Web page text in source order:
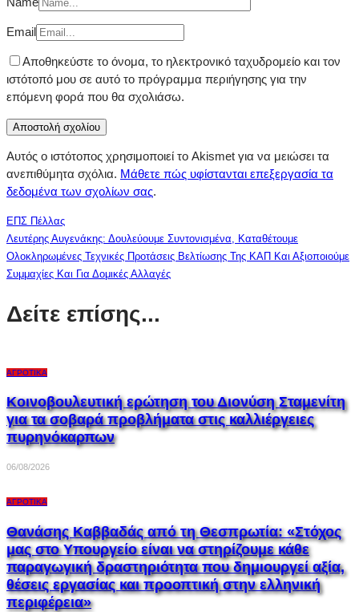
Email
Αποθηκεύστε το όνομα, το ηλεκτρονικό ταχυδρομείο και τον
ιστότοπό μου σε αυτό το πρόγραμμα περιήγησης για την
επόμενη φορά που θα σχολιάσω.
Αυτός ο ιστότοπος χρησιμοποιεί το Akismet για να μειώσει τα
ανεπιθύμητα σχόλια. Μάθετε πώς υφίστανται επεξεργασία τα
δεδομένα των σχολίων σας.
ΕΠΣ Πέλλας
Λευτέρης Αυγενάκης: Δουλεύουμε Συντονισμένα, Καταθέτουμε
Ολοκληρωμένες Τεχνικές Προτάσεις Βελτίωσης Της ΚΑΠ Και Αξιοποιούμε
Συμμαχίες Και Για Δομικές Αλλαγές
Δείτε επίσης...
ΑΓΡΟΤΙΚΆ
Κοινοβουλευτική ερώτηση του Διονύση Σταμενίτη
για τα σοβαρά προβλήματα στις καλλιέργειες
πυρηνόκαρπων
06/08/2026
ΑΓΡΟΤΙΚΆ
Θανάσης Καββαδάς από τη Θεσπρωτία: «Στόχος
μας στο Υπουργείο είναι να στηρίζουμε κάθε
παραγωγική δραστηριότητα που δημιουργεί αξία,
θέσεις εργασίας και προοπτική στην ελληνική
περιφέρεια»